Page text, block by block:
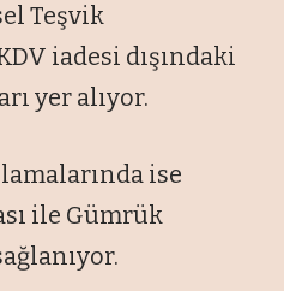
Teşvik
iadesi dışındaki
yer alıyor.
ise
ile Gümrük